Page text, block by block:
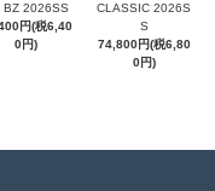
BZ 2026SS
円(税6,40
0円)
CLASSIC 2026S
S
74,800円(税6,80
0円)